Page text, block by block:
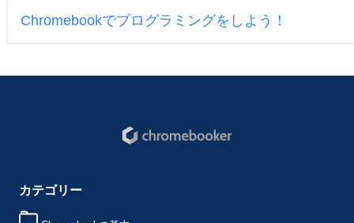
Chromebookでプログラミングをしよう！
カテゴリー